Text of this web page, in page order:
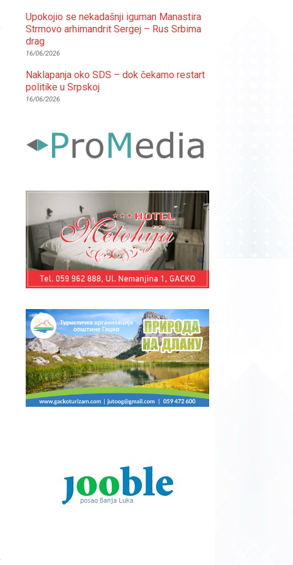
Upokojio se nekadašnji iguman Manastira
Strmovo arhimandrit Sergej – Rus Srbima
drag
16/06/2026
Naklapanja oko SDS – dok čekamo restart
politike u Srpskoj
16/06/2026